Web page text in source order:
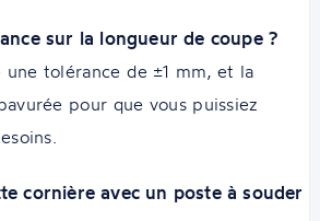
sur la longueur de coupe ?
tolérance de ±1 mm, et la
pour que vous puissiez
cornière avec un poste à souder